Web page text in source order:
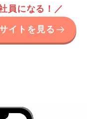
員になる！／
イトを見る